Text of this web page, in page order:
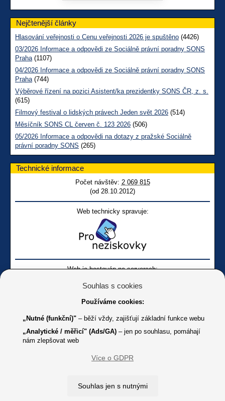
Nejčtenější články
Hlasování veřejnosti o Cenu veřejnosti 2026 je spuštěno (4426)
03/2026 Informace a odpovědi ze Sociálně právní poradny SONS
Praha(1107)
04/2026 Informace a odpovědi ze Sociálně právní poradny SONS
Praha(744)
Výběrové řízení na pozici Asistent/ka prezidentky SONS ČR, z. s.
(615)
Filmový festival o lidských právech Jeden svět 2026 (514)
Měsíčník SONS CL červen č. 123 2026 (506)
05/2026 Informace a odpovědi na dotazy z pražské Sociálně
právní poradny SONS (265)
Technické informace
Počet návštěv: 2 069 815
(od 28.10.2012)
Web technicky spravuje:
Web je hostován na serverech:
Online
Youtube SONS
K jakémukoliv užití textů a obrázků uvedených na tomto serveru je
Souhlas s cookies
Používáme cookies:
„Nutné (funkční)" – běží vždy, zajišťují základní funkce webu
„Analytické / měřicí" (Ads/GA) – jen po souhlasu, pomáhají
nám zlepšovat web
Více o GDPR
Souhlas jen s nutnými